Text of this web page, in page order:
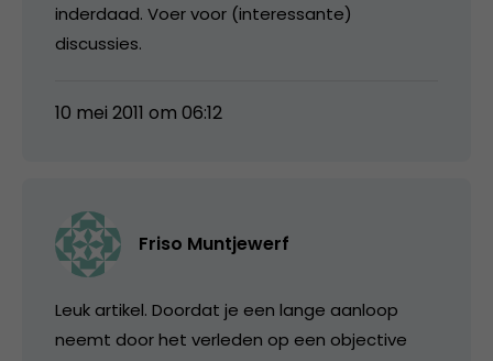
inderdaad. Voer voor (interessante)
discussies.
10 mei 2011 om 06:12
Friso Muntjewerf
Leuk artikel. Doordat je een lange aanloop
neemt door het verleden op een objective